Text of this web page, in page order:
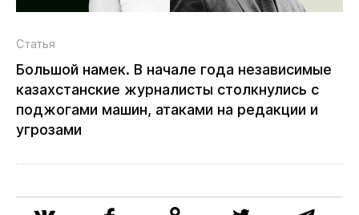
Статья
Большой намек. В начале года независимые
казахстанские журналисты столкнулись с
поджогами машин, атаками на редакции и
угрозами